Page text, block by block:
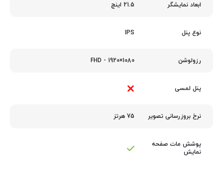
ابعاد نمایشگر 21.5 اینچ
نوع پنل IPS
رزولوشن 1080×1920 - FHD
پنل لمسی
نرخ بروزرسانی تصویر 75 هرتز
پوشش مات صفحه
نمایش